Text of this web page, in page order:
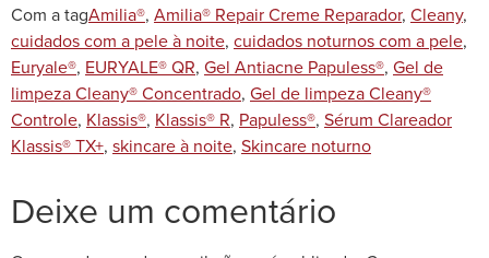
Com a tagAmilia®, Amilia® Repair Creme Reparador, Cleany,
cuidados com a pele à noite, cuidados noturnos com a pele,
Euryale®, EURYALE® QR, Gel Antiacne Papuless®, Gel de
limpeza Cleany® Concentrado, Gel de limpeza Cleany®
Controle, Klassis®, Klassis® R, Papuless®, Sérum Clareador
Klassis® TX+, skincare à noite, Skincare noturno
Deixe um comentário